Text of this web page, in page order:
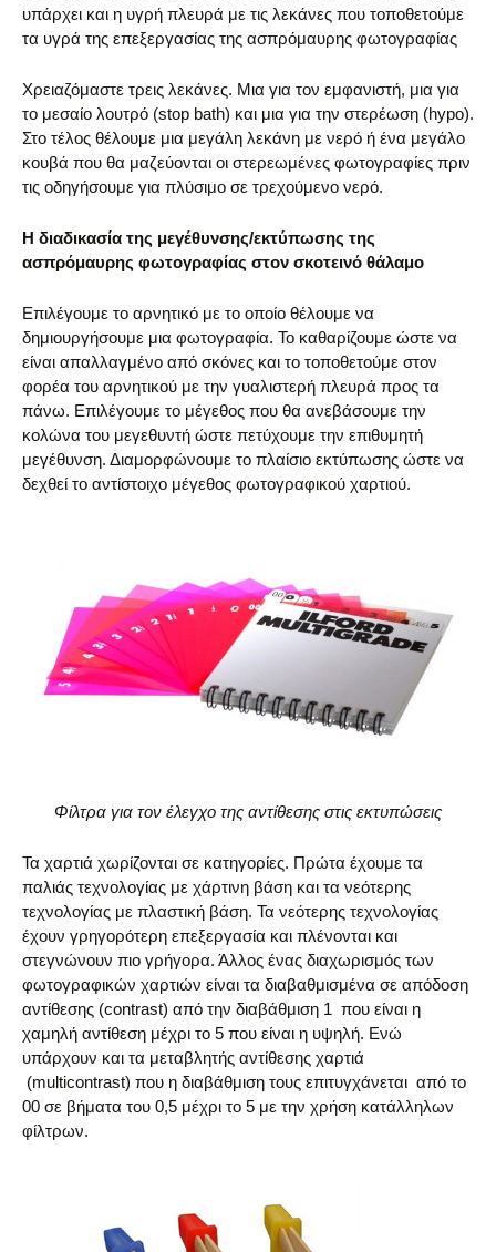
υπάρχει και η υγρή πλευρά με τις λεκάνες που τοποθετούμε
τα υγρά της επεξεργασίας της ασπρόμαυρης φωτογραφίας
Χρειαζόμαστε τρεις λεκάνες. Μια για τον εμφανιστή, μια για
το μεσαίο λουτρό (stop bath) και μια για την στερέωση (hypo).
Στο τέλος θέλουμε μια μεγάλη λεκάνη με νερό ή ένα μεγάλο
κουβά που θα μαζεύονται οι στερεωμένες φωτογραφίες πριν
τις οδηγήσουμε για πλύσιμο σε τρεχούμενο νερό.
Η διαδικασία της μεγέθυνσης/εκτύπωσης της
ασπρόμαυρης φωτογραφίας στον σκοτεινό θάλαμο
Επιλέγουμε το αρνητικό με το οποίο θέλουμε να
δημιουργήσουμε μια φωτογραφία. Το καθαρίζουμε ώστε να
είναι απαλλαγμένο από σκόνες και το τοποθετούμε στον
φορέα του αρνητικού με την γυαλιστερή πλευρά προς τα
πάνω. Επιλέγουμε το μέγεθος που θα ανεβάσουμε την
κολώνα του μεγεθυντή ώστε πετύχουμε την επιθυμητή
μεγέθυνση. Διαμορφώνουμε το πλαίσιο εκτύπωσης ώστε να
δεχθεί το αντίστοιχο μέγεθος φωτογραφικού χαρτιού.
Φίλτρα για τον έλεγχο της αντίθεσης στις εκτυπώσεις
Τα χαρτιά χωρίζονται σε κατηγορίες. Πρώτα έχουμε τα
παλιάς τεχνολογίας με χάρτινη βάση και τα νεότερης
τεχνολογίας με πλαστική βάση. Τα νεότερης τεχνολογίας
έχουν γρηγορότερη επεξεργασία και πλένονται και
στεγνώνουν πιο γρήγορα. Άλλος ένας διαχωρισμός των
φωτογραφικών χαρτιών είναι τα διαβαθμισμένα σε απόδοση
αντίθεσης (contrast) από την διαβάθμιση 1 που είναι η
χαμηλή αντίθεση μέχρι το 5 που είναι η υψηλή. Ενώ
υπάρχουν και τα μεταβλητής αντίθεσης χαρτιά
(multicontrast) που η διαβάθμιση τους επιτυγχάνεται από το
00 σε βήματα του 0,5 μέχρι το 5 με την χρήση κατάλληλων
φίλτρων.